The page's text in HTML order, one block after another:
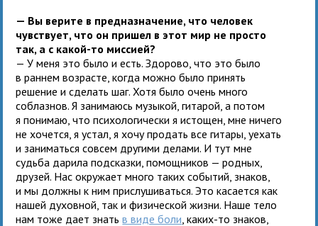
— Вы верите в предназначение, что человек
чувствует, что он пришел в этот мир не просто
так, а с какой-то миссией?
— У меня это было и есть. Здорово, что это было
в раннем возрасте, когда можно было принять
решение и сделать шаг. Хотя было очень много
соблазнов. Я занимаюсь музыкой, гитарой, а потом
я понимаю, что психологически я истощен, мне ничего
не хочется, я устал, я хочу продать все гитары, уехать
и заниматься совсем другими делами. И тут мне
судьба дарила подсказки, помощников — родных,
друзей. Нас окружает много таких событий, знаков,
и мы должны к ним прислушиваться. Это касается как
нашей духовной, так и физической жизни. Наше тело
нам тоже дает знатьв виде боли , каких-то знаков,